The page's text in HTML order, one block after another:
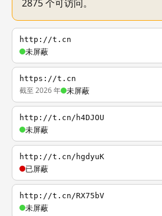
2875 个可访问。
http://t.cn
未屏蔽
https://t.cn
截至 2026 年 未屏蔽
http://t.cn/h4DJOU
未屏蔽
http://t.cn/hgdyuK
已屏蔽
http://t.cn/RX75bV
未屏蔽